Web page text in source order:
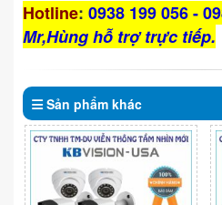
Hotline: 0938 199 056 -
Mr,Hùng hỗ trợ trực tiếp.
Sản phẩm khác